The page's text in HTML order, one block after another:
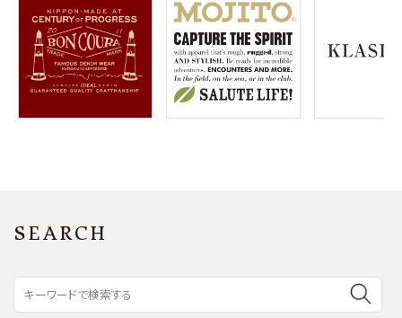
ACCOUNT MENU
ようこそ ゲスト 様
meeting_room ログイン 会員登録
SEARCH